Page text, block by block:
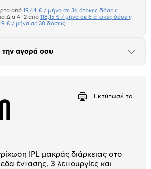
Πιστωτική κάρτα
Μήνα Μήνα
από 19,44 € / μήνα σε 36 άτοκες δόσεις
Δια 4+2 από 118,15 € / μήνα σε 6 άτοκες δόσεις
€ / μήνα σε 30 δόσεις
την αγορά σου
Άνοιξε
Εκτύπωσέ το
IPL μακράς διάρκειας στο
έντασης, 3 λειτουργίες και